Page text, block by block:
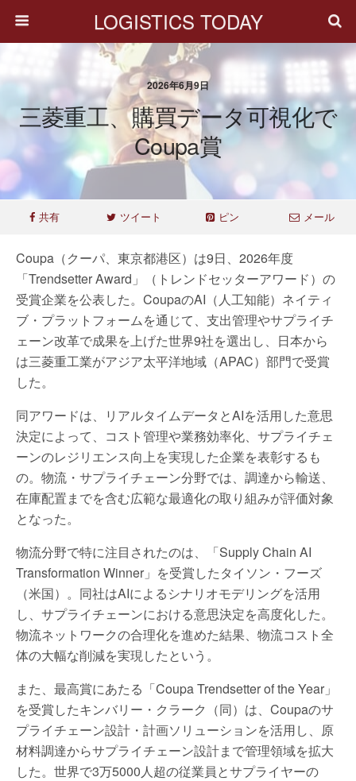
LOGISTICS TODAY
2026年6月9日
三菱重工、購買データ可視化で
Coupa賞
共有 ツイート ピン メール
Coupa（クーパ、東京都港区）は9日、2026年度
「Trendsetter Award」（トレンドセッターアワード）の
受賞企業を公表した。CoupaのAI（人工知能）ネイティ
ブ・プラットフォームを通じて、支出管理やサプライチ
ェーン改革で成果を上げた世界9社を選出し、日本から
は三菱重工業がアジア太平洋地域（APAC）部門で受賞
した。
同アワードは、リアルタイムデータとAIを活用した意思
決定によって、コスト管理や業務効率化、サプライチェ
ーンのレジリエンス向上を実現した企業を表彰するも
の。物流・サプライチェーン分野では、調達から輸送、
在庫配置までを含む広範な最適化の取り組みが評価対象
となった。
物流分野で特に注目されたのは、「Supply Chain AI
Transformation Winner」を受賞したタイソン・フーズ
（米国）。同社はAIによるシナリオモデリングを活用
し、サプライチェーンにおける意思決定を高度化した。
物流ネットワークの合理化を進めた結果、物流コスト全
体の大幅な削減を実現したという。
また、最高賞にあたる「Coupa Trendsetter of the Year」
を受賞したキンバリー・クラーク（同）は、Coupaのサ
プライチェーン設計・計画ソリューションを活用し、原
材料調達からサプライチェーン設計まで管理領域を拡大
した。世界で3万5000人超の従業員とサプライヤーの